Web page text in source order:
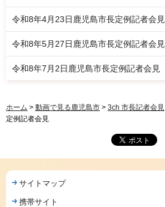
令和8年4月23日鹿児島市長定例記者会見
令和8年5月27日鹿児島市長定例記者会見
令和8年7月2日鹿児島市長定例記者会見
ホーム > 動画で見る鹿児島市 > 3ch 市長記者会見
定例記者会見
サイトマップ
携帯サイト